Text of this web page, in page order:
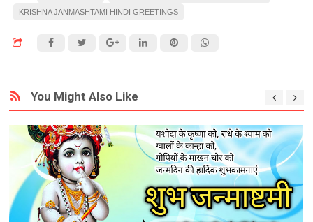
KRISHNA JANMASHTAMI HINDI GREETINGS
You Might Also Like